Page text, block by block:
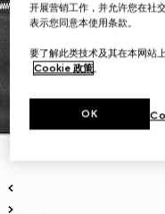
开展营销工作，并允许您在社
表示您同意本使用条款。
要了解此类技术及其在本网站
Cookie 政策。
OK